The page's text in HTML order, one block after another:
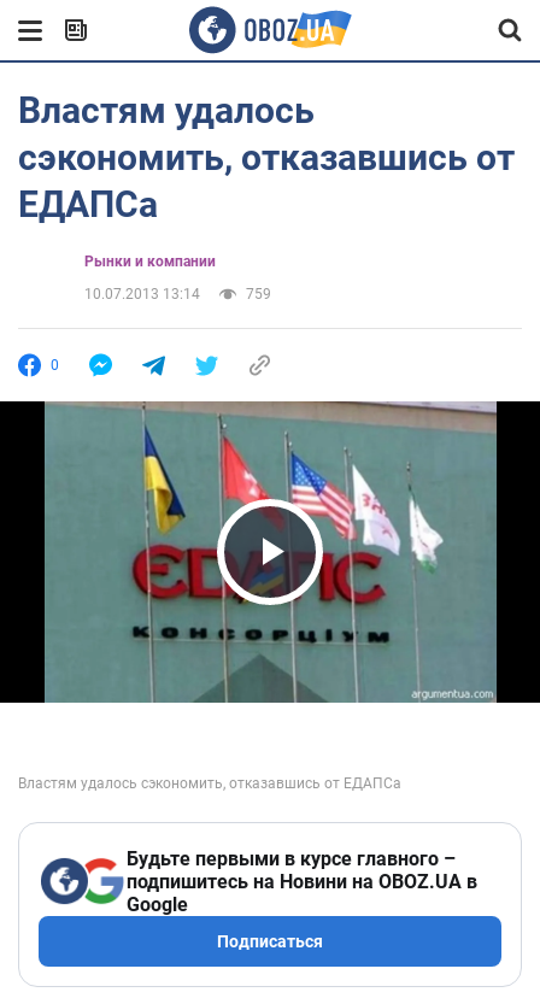
Властям удалось
сэкономить, отказавшись от
ЕДАПСа
Рынки и компании
10.07.2013 13:14
759
0
Play Video
Будьте первыми в курсе главного –
подпишитесь на Новини на OBOZ.UA в
Google
Подписаться